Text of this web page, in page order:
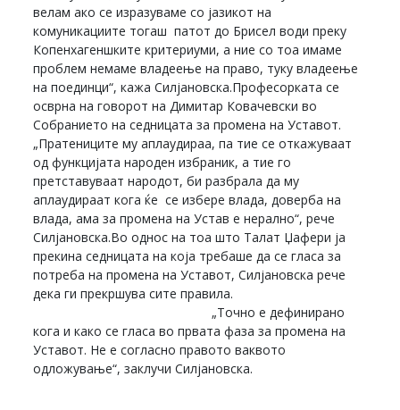
велам ако се изразуваме со јазикот на
комуникациите тогаш патот до Брисел води преку
Копенхагеншките критериуми, а ние со тоа имаме
проблем немаме владеење на право, туку владеење
на поединци“, кажа Силјановска.Професорката се
осврна на говорот на Димитар Ковачевски во
Собранието на седницата за промена на Уставот.
„Пратениците му аплаудираа, па тие се откажуваат
од функцијата народен избраник, а тие го
претставуваат народот, би разбрала да му
аплаудираат кога ќе се избере влада, доверба на
влада, ама за промена на Устав е нерално“, рече
Силјановска.Во однос на тоа што Талат Џафери ја
прекина седницата на која требаше да се гласа за
потреба на промена на Уставот, Силјановска рече
дека ги прекршува сите правила.
„Точно е дефинирано
кога и како се гласа во првата фаза за промена на
Уставот. Не е согласно правото ваквото
одложување“, заклучи Силјановска.